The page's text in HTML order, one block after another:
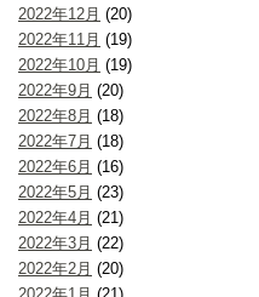
2022年12月 (20)
2022年11月 (19)
2022年10月 (19)
2022年9月 (20)
2022年8月 (18)
2022年7月 (18)
2022年6月 (16)
2022年5月 (23)
2022年4月 (21)
2022年3月 (22)
2022年2月 (20)